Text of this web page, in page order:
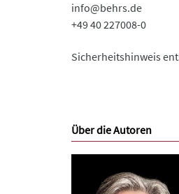
info@behrs.de
+49 40 227008-0
Sicherheitshinweis
Über die Autoren